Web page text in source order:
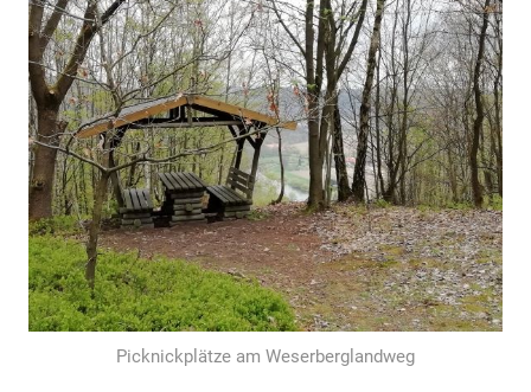
Picknickplätze am Weserberglandweg